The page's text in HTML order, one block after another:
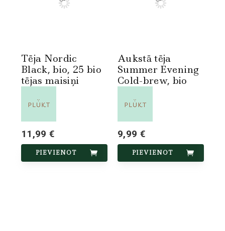
Tēja Nordic
Black, bio, 25 bio
tējas maisiņi
11,99 €
PIEVIENOT
Aukstā tēja
Summer Evening
Cold-brew, bio
9,99 €
PIEVIENOT